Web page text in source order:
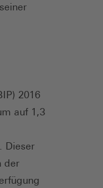
2016
auf 1,3
Dieser
der